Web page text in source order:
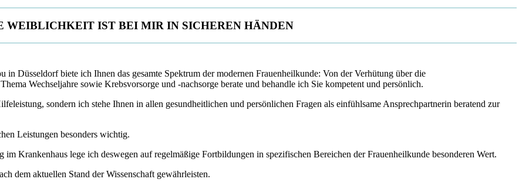
WEIBLICHKEIT IST BEI MIR IN SICHEREN HÄNDEN
Düsseldorf biete ich Ihnen das gesamte Spektrum der modernen Frauenheilkunde: Von der Verhütung über die
Wechseljahre sowie Krebsvorsorge und -nachsorge berate und behandle ich Sie kompetent und persönlich.
sondern ich stehe Ihnen in allen gesundheitlichen und persönlichen Fragen als einfühlsame Ansprechpartnerin beratend zur
Leistungen besonders wichtig.
Krankenhaus lege ich deswegen auf regelmäßige Fortbildungen in spezifischen Bereichen der Frauenheilkunde besonderen Wert.
dem aktuellen Stand der Wissenschaft gewährleisten.